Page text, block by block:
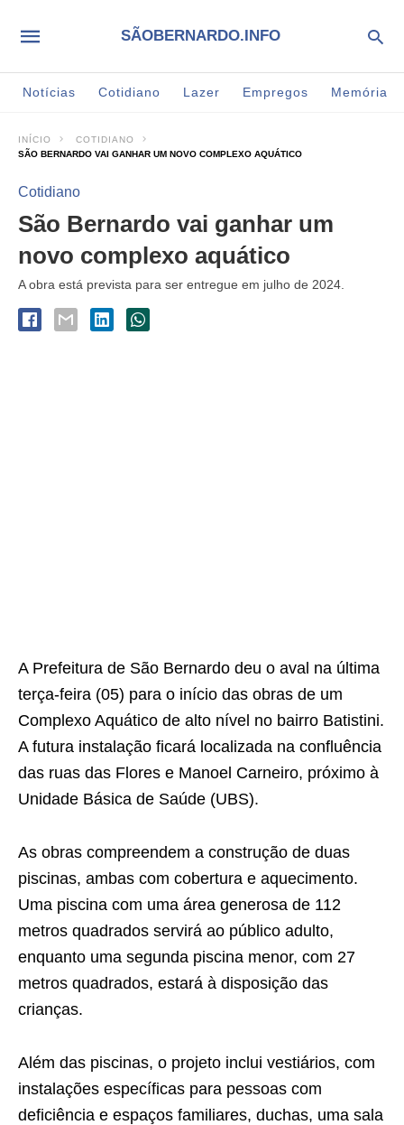
SÃOBERNARDO.INFO
Notícias Cotidiano Lazer Empregos Memória
INÍCIO
COTIDIANO
SÃO BERNARDO VAI GANHAR UM NOVO COMPLEXO AQUÁTICO
Cotidiano
São Bernardo vai ganhar um
novo complexo aquático
A obra está prevista para ser entregue em julho de 2024.
A Prefeitura de São Bernardo deu o aval na última
terça-feira (05) para o início das obras de um
Complexo Aquático de alto nível no bairro Batistini.
A futura instalação ficará localizada na confluência
das ruas das Flores e Manoel Carneiro, próximo à
Unidade Básica de Saúde (UBS).
As obras compreendem a construção de duas
piscinas, ambas com cobertura e aquecimento.
Uma piscina com uma área generosa de 112
metros quadrados servirá ao público adulto,
enquanto uma segunda piscina menor, com 27
metros quadrados, estará à disposição das
crianças.
Além das piscinas, o projeto inclui vestiários, com
instalações específicas para pessoas com
deficiência e espaços familiares, duchas, uma sala